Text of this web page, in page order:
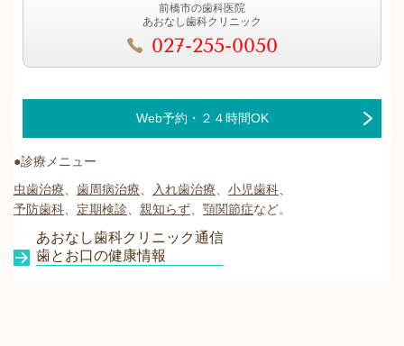
前橋市の歯科医院
あおなし歯科クリニック
027-255-0050
Web予約・２４時間OK
●診療メニュー
虫歯治療、 歯周病治療、 入れ歯治療、 小児歯科、
予防歯科、 定期検診、 親知らず、 顎関節症など。
あおなし歯科クリニック通信
歯とお口の健康情報